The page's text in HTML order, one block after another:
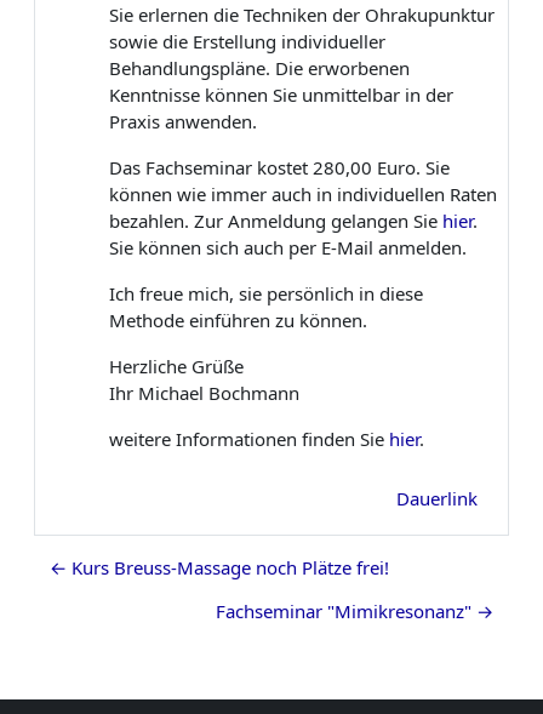
Sie erlernen die Techniken der Ohrakupunktur
sowie die Erstellung individueller
Behandlungspläne. Die erworbenen
Kenntnisse können Sie unmittelbar in der
Praxis anwenden.
Das Fachseminar kostet 280,00 Euro. Sie
können wie immer auch in individuellen Raten
bezahlen. Zur Anmeldung gelangen Sie hier.
Sie können sich auch per E-Mail anmelden.
Ich freue mich, sie persönlich in diese
Methode einführen zu können.
Herzliche Grüße
Ihr Michael Bochmann
weitere Informationen finden Sie hier.
Dauerlink
← Kurs Breuss-Massage noch Plätze frei!
Fachseminar "Mimikresonanz" →
Ergänzungsblöcke